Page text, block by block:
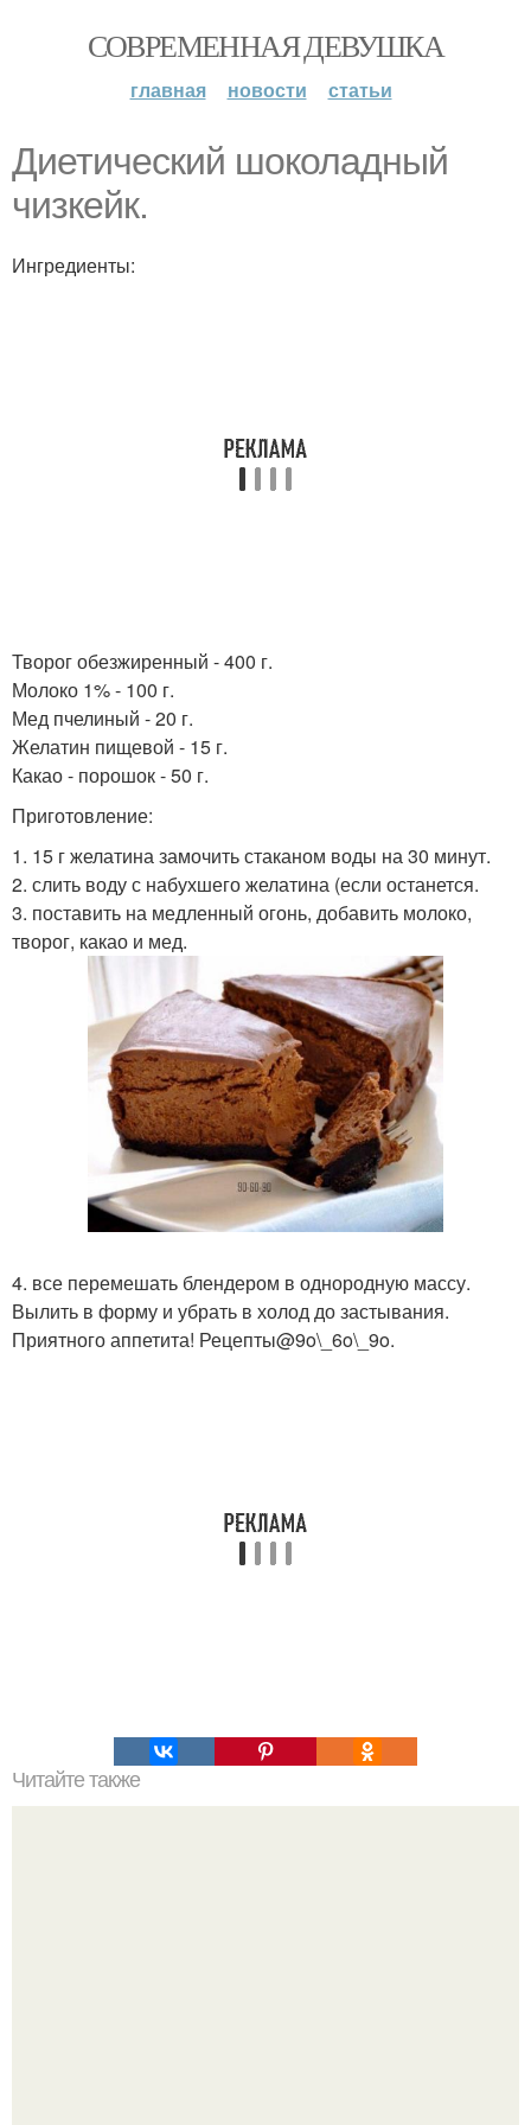
СОВРЕМЕННАЯ ДЕВУШКА
главная новости статьи
Диетический шоколадный
чизкейк.
Ингредиенты:
Творог обезжиренный - 400 г.
Молоко 1% - 100 г.
Мед пчелиный - 20 г.
Желатин пищевой - 15 г.
Какао - порошок - 50 г.
Приготовление:
1. 15 г желатина замочить стаканом воды на 30 минут.
2. слить воду с набухшего желатина (если останется.
3. поставить на медленный огонь, добавить молоко,
творог, какао и мед.
4. все перемешать блендером в однородную массу.
Вылить в форму и убрать в холод до застывания.
Приятного аппетита! Рецепты@9o\_6o\_9o.
Читайте также